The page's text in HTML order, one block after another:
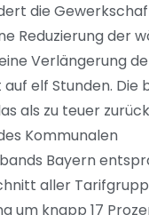
die
Reduzierung der
Verlängerung
elf Stunden. Die
als zu teuer
Kommunalen
Bayern
aller
um knapp 17